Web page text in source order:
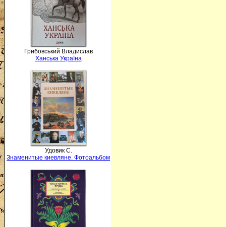
Грибовський Владислав
Ханська Україна
Удовик С.
Знаменитые киевляне. Фотоальбом